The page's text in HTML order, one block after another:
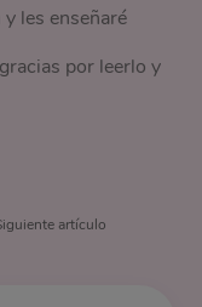
les enseñaré
por leerlo y
artículo